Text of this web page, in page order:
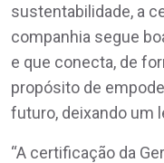
sustentabilidade, a
companhia segue
e que conecta, de
propósito de
futuro, deixando um
“A certificação da